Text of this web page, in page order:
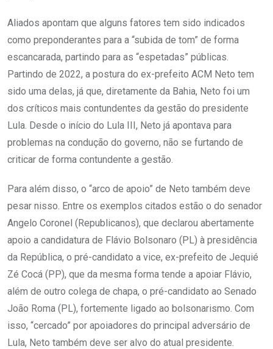
Aliados apontam que alguns fatores tem sido indicados
como preponderantes para a “subida de tom” de forma
escancarada, partindo para as “espetadas” públicas.
Partindo de 2022, a postura do ex-prefeito ACM Neto tem
sido uma delas, já que, diretamente da Bahia, Neto foi um
dos críticos mais contundentes da gestão do presidente
Lula. Desde o início do Lula III, Neto já apontava para
problemas na condução do governo, não se furtando de
criticar de forma contundente a gestão.
Para além disso, o “arco de apoio” de Neto também deve
pesar nisso. Entre os exemplos citados estão o do senador
Angelo Coronel (Republicanos), que declarou abertamente
apoio a candidatura de Flávio Bolsonaro (PL) à presidência
da República, o pré-candidato a vice, ex-prefeito de Jequié
Zé Cocá (PP), que da mesma forma tende a apoiar Flávio,
além de outro colega de chapa, o pré-candidato ao Senado
João Roma (PL), fortemente ligado ao bolsonarismo. Com
isso, “cercado” por apoiadores do principal adversário de
Lula, Neto também deve ser alvo do atual presidente.